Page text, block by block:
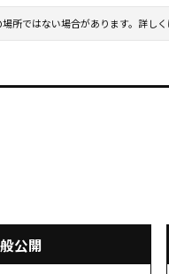
所ではない場合があります。詳しく
公開